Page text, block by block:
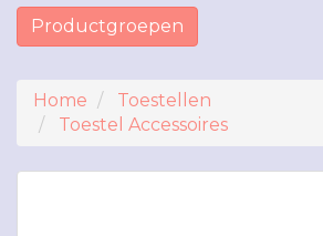
Productgroepen
Home
Toestellen
Toestel Accessoires